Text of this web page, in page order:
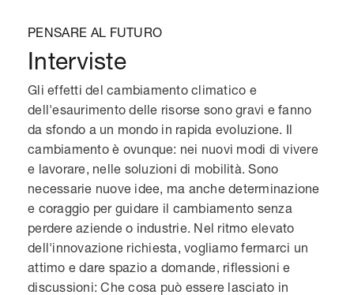
PENSARE AL FUTURO
Interviste
Gli effetti del cambiamento climatico e
dell'esaurimento delle risorse sono gravi e fanno
da sfondo a un mondo in rapida evoluzione. Il
cambiamento è ovunque: nei nuovi modi di vivere
e lavorare, nelle soluzioni di mobilità. Sono
necessarie nuove idee, ma anche determinazione
e coraggio per guidare il cambiamento senza
perdere aziende o industrie. Nel ritmo elevato
dell'innovazione richiesta, vogliamo fermarci un
attimo e dare spazio a domande, riflessioni e
discussioni: Che cosa può essere lasciato in